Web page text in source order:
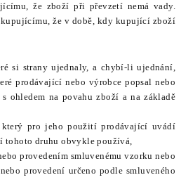
že zboží při převzetí nemá vady.
že v době, kdy kupující zboží
si strany ujednaly, a chybí-li ujednání,
prodávající nebo výrobce popsal nebo
ohledem na povahu zboží a na základě
pro jeho použití prodávající uvádí
tohoto druhu obvykle používá,
provedením smluvenému vzorku nebo
provedení určeno podle smluveného